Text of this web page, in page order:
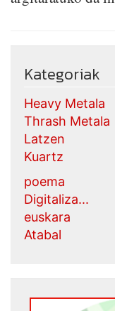
Kategoriak
Heavy Metala
Thrash Metala
Latzen
Kuartz
poema
Digitaliza...
euskara
Atabal